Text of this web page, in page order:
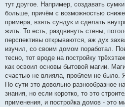
тут другое. Например, создавать
больше, причём с возможностью
примера, взять сундук и сделать
жить. То есть, раздвинуть стены,
перспективы открываются, аж дух
изучил, со своим домом поработал.
тесно, тот вроде на постройку
как освоил основы бытовой магии.
счастью не влияла, проблем не было.
По сути это довольно разнообразное
знания, но если коротко, то это
применения, и постройка домов - это